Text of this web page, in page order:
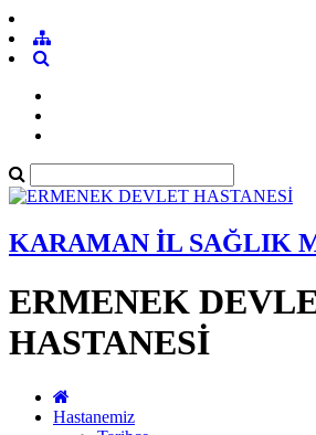
KARAMAN İL SAĞLIK
ERMENEK
HASTANESİ
Hastanemiz